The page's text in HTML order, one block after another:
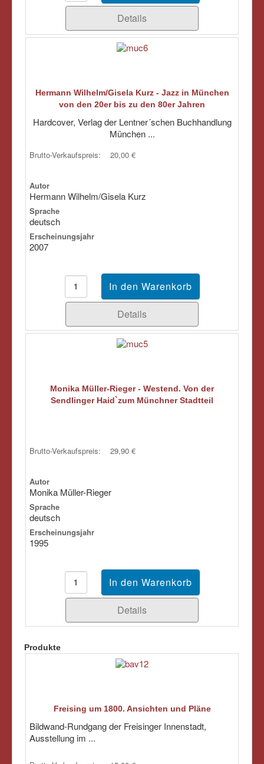
Details
Hermann Wilhelm/Gisela Kurz - Jazz in München
von den 20er bis zu den 80er Jahren
Hardcover, Verlag der Lentner´schen Buchhandlung
München ...
Brutto-Verkaufspreis: 20,00 €
Autor
Hermann Wilhelm/Gisela Kurz
Sprache
deutsch
Erscheinungsjahr
2007
Details
Monika Müller-Rieger - Westend. Von der
Sendlinger Haid`zum Münchner Stadtteil
Brutto-Verkaufspreis: 29,90 €
Autor
Monika Müller-Rieger
Sprache
deutsch
Erscheinungsjahr
1995
Details
Produkte
Freising um 1800. Ansichten und Pläne
Bildwand-Rundgang der Freisinger Innenstadt,
Ausstellung im ...